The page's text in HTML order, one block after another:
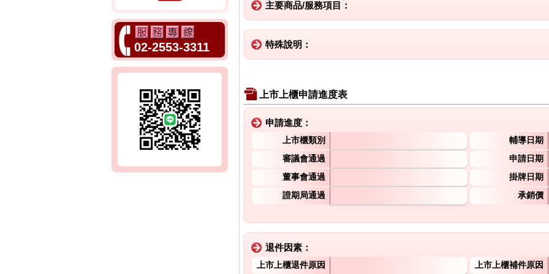
02-2553-3311
主要商品/服務項目：
特殊說明：
上市上櫃申請進度表
申請進度：
上市櫃類別
審議會通過
董事會通過
證期局通過
輔導日期
申請日期
掛牌日期
承銷價
退件因素：
上市上櫃退件原因 上市上櫃補件原因